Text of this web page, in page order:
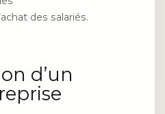
des salariés.
d’un